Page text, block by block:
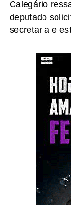
Calegário
deputado
secretaria e